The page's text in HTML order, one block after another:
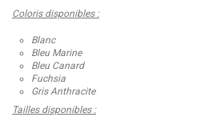
Coloris disponibles :
Blanc
Bleu Marine
Bleu Canard
Fuchsia
Gris Anthracite
Tailles disponibles :